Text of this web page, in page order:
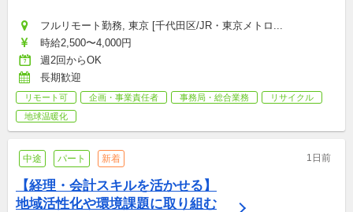
フルリモート勤務, 東京 [千代田区/JR・東京メトロ...
時給2,500〜4,000円
週2回からOK
長期歓迎
リモート可 企画・事業責任者 事務局・総合業務
リサイクル
地球温暖化
中途 パート 新着 1日前
【経理・会計スキルを活かせる】
地域活性化や環境課題に取り組む